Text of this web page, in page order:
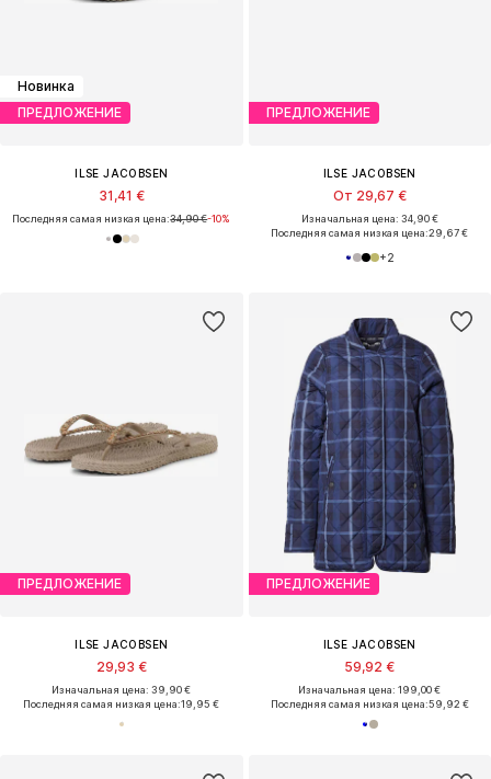
Новинка
ПРЕДЛОЖЕНИЕ
ILSE JACOBSEN
31,41 €
Последняя самая низкая цена:34,90 €-10%
ПРЕДЛОЖЕНИЕ
ILSE JACOBSEN
От 29,67 €
Изначальная цена: 34,90 €
Последняя самая низкая цена:29,67 €
+2
ПРЕДЛОЖЕНИЕ
ILSE JACOBSEN
29,93 €
Изначальная цена: 39,90 €
Последняя самая низкая цена:19,95 €
ПРЕДЛОЖЕНИЕ
ILSE JACOBSEN
59,92 €
Изначальная цена: 199,00 €
Последняя самая низкая цена:59,92 €